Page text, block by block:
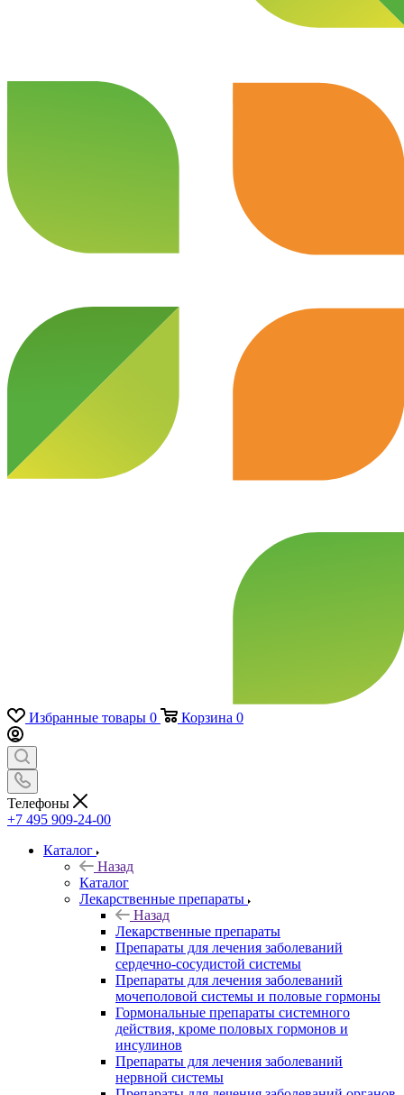
Избранные товары 0 Корзина 0
Телефоны
+7 495 909-24-00
Каталог
Назад
Каталог
Лекарственные препараты
Назад
Лекарственные препараты
Препараты для лечения заболеваний
сердечно-сосудистой системы
Препараты для лечения заболеваний
мочеполовой системы и половые гормоны
Гормональные препараты системного
действия, кроме половых гормонов и
инсулинов
Препараты для лечения заболеваний
нервной системы